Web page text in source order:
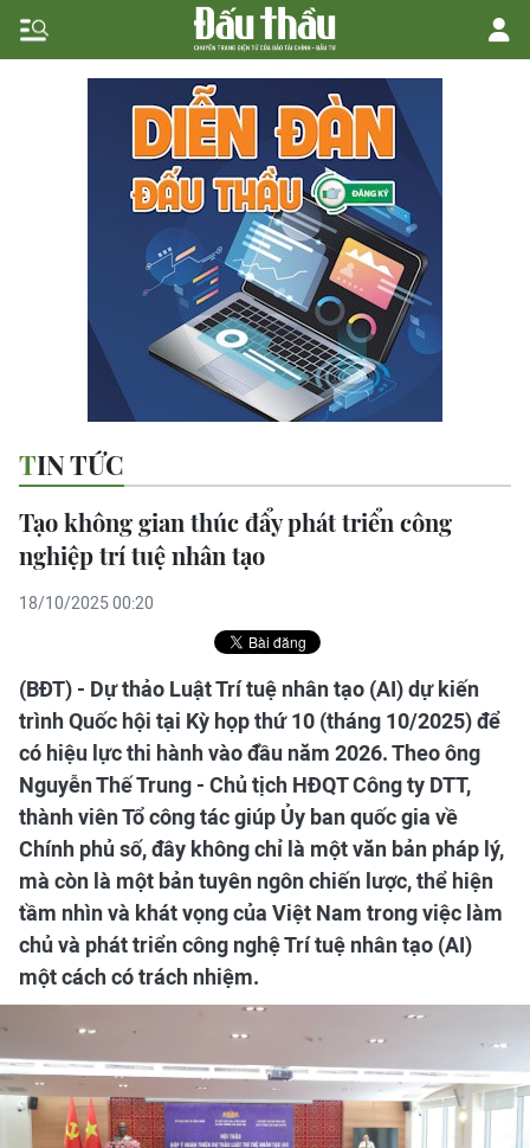
TIN TỨC
Tạo không gian thúc đẩy phát triển công
nghiệp trí tuệ nhân tạo
18/10/2025 00:20
(BĐT) - Dự thảo Luật Trí tuệ nhân tạo (AI) dự kiến
trình Quốc hội tại Kỳ họp thứ 10 (tháng 10/2025) để
có hiệu lực thi hành vào đầu năm 2026. Theo ông
Nguyễn Thế Trung - Chủ tịch HĐQT Công ty DTT,
thành viên Tổ công tác giúp Ủy ban quốc gia về
Chính phủ số, đây không chỉ là một văn bản pháp lý,
mà còn là một bản tuyên ngôn chiến lược, thể hiện
tầm nhìn và khát vọng của Việt Nam trong việc làm
chủ và phát triển công nghệ Trí tuệ nhân tạo (AI)
một cách có trách nhiệm.